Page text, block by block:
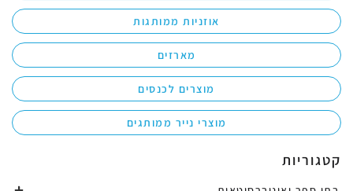
אוזניות ממותגות
מארזים
מוצרים לכנסים
מוצרי נייר ממותגים
קטגוריות